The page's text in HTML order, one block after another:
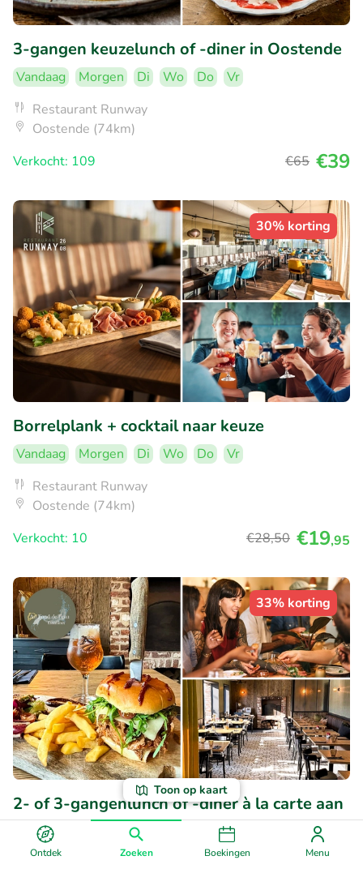
Ontdek Zoeken Boekingen Menu
Toon op kaart
3-gangen keuzelunch of -diner in Oostende
Vandaag Morgen Di Wo Do
Vr
Restaurant Runway
Oostende (74km)
Verkocht: 109
€65 €39
30% korting
Borrelplank + cocktail naar keuze
Vandaag Morgen Di Wo Do
Vr
Restaurant Runway
Oostende (74km)
Verkocht: 10
€28,50 €19,95
33% korting
2- of 3-gangenlunch of -diner à la carte aan
de Belgisch-Franse grens
Perfect • 13 beoordelingen